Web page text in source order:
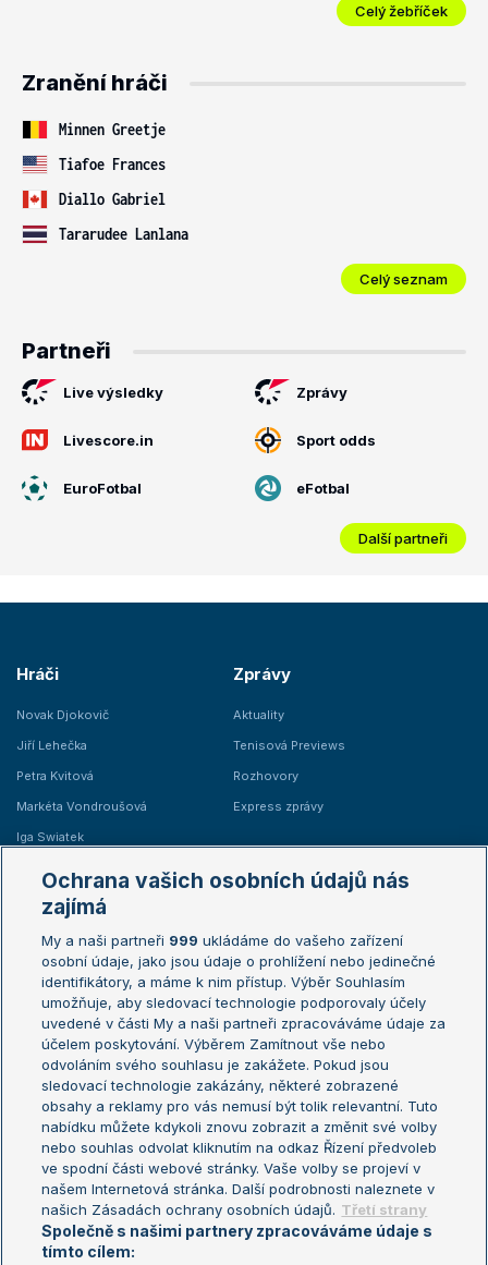
Celý žebříček
Zranění hráči
Minnen Greetje
Tiafoe Frances
Diallo Gabriel
Tararudee Lanlana
Celý seznam
Partneři
Live výsledky Zprávy
Livescore.in Sport odds
EuroFotbal eFotbal
Další partneři
Hráči
Novak Djokovič
Jiří Lehečka
Petra Kvitová
Markéta Vondroušová
Iga Swiatek
Zprávy
Aktuality
Tenisová Previews
Rozhovory
Express zprávy
Žebříčky
Žebříček ATP (muži)
Žebříček WTA (ženy)
Sázkařský žebříček
Australian Open
French Open
Wimbledon
US Open
Turnaj mistrů
Turnaj mistryň
Aktualní trendy
Fotbalové přestupy
Livesport Daily
LS Prague Open
Ochrana vašich osobních údajů nás
zajímá
My a naši partneři 999 ukládáme do vašeho zařízení
osobní údaje, jako jsou údaje o prohlížení nebo jedinečné
identifikátory, a máme k nim přístup. Výběr Souhlasím
umožňuje, aby sledovací technologie podporovaly účely
uvedené v části My a naši partneři zpracováváme údaje za
účelem poskytování. Výběrem Zamítnout vše nebo
odvoláním svého souhlasu je zakážete. Pokud jsou
sledovací technologie zakázány, některé zobrazené
obsahy a reklamy pro vás nemusí být tolik relevantní. Tuto
nabídku můžete kdykoli znovu zobrazit a změnit své volby
nebo souhlas odvolat kliknutím na odkaz Řízení předvoleb
ve spodní části webové stránky. Vaše volby se projeví v
našem Internetová stránka. Další podrobnosti naleznete v
našich Zásadách ochrany osobních údajů. Třetí strany
Společně s našimi partnery zpracováváme údaje s
tímto cílem: